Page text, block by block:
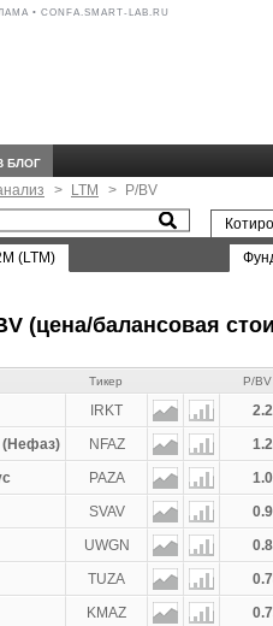
• CONFA.SMART-LAB.RU
БЛОГ
LTM
P/BV
(LTM)
(цена/балансовая
Тикер P/BV
IRKT
(Нефаз) NFAZ
PAZA
SVAV
UWGN
TUZA
KMAZ